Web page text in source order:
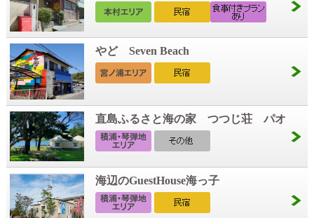
やど Seven Beach
直島ふるさと海の家 つつじ荘 パオ
海辺のGuestHouse海っ子